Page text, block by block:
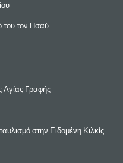
του τον Ησαύ
Αγίας Γραφής
στην Ειδομένη Κιλκίς